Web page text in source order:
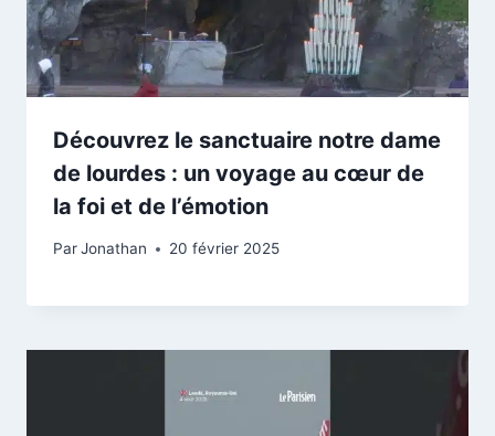
Découvrez le sanctuaire notre dame
de lourdes : un voyage au cœur de
la foi et de l’émotion
ParJonathan 20 février 2025